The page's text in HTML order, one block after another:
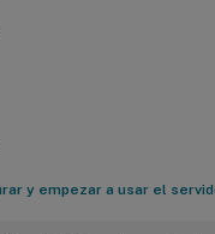
y empezar a usar el